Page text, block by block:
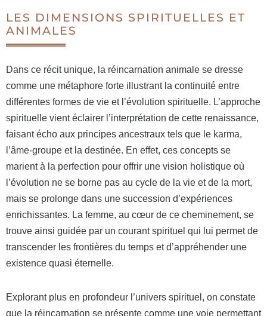
LES DIMENSIONS SPIRITUELLES ET
ANIMALES
Dans ce récit unique, la réincarnation animale se dresse
comme une métaphore forte illustrant la continuité entre
différentes formes de vie et l’évolution spirituelle. L’approche
spirituelle vient éclairer l’interprétation de cette renaissance,
faisant écho aux principes ancestraux tels que le karma,
l’âme-groupe et la destinée. En effet, ces concepts se
marient à la perfection pour offrir une vision holistique où
l’évolution ne se borne pas au cycle de la vie et de la mort,
mais se prolonge dans une succession d’expériences
enrichissantes. La femme, au cœur de ce cheminement, se
trouve ainsi guidée par un courant spirituel qui lui permet de
transcender les frontières du temps et d’appréhender une
existence quasi éternelle.
Explorant plus en profondeur l’univers spirituel, on constate
que la réincarnation se présente comme une voie permettant